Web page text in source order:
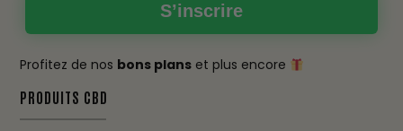
S’inscrire
Profitez de nos bons plans et plus encore
PRODUITS CBD